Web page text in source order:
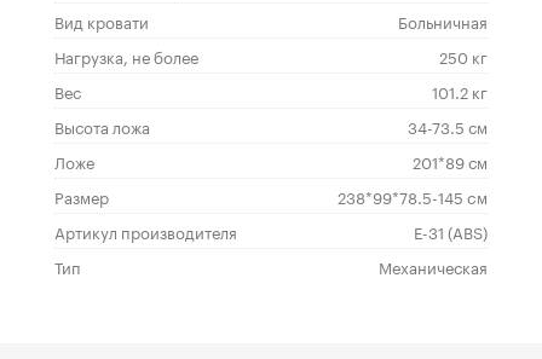
Вид кровати
Больничная
Нагрузка, не более
250 кг
Вес
101.2 кг
Высота ложа
34-73.5 см
Ложе
201*89 см
Размер
238*99*78.5-145 cм
Артикул производителя
Е-31 (ABS)
Тип
Механическая